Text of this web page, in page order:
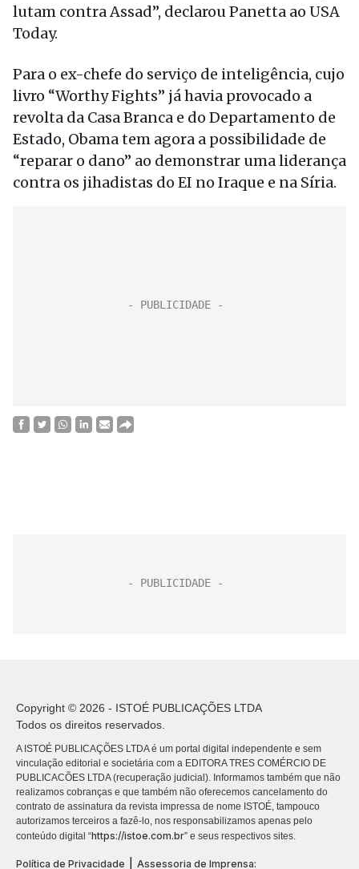
lutam contra Assad”, declarou Panetta ao USA
Today.
Para o ex-chefe do serviço de inteligência, cujo
livro “Worthy Fights” já havia provocado a
revolta da Casa Branca e do Departamento de
Estado, Obama tem agora a possibilidade de
“reparar o dano” ao demonstrar uma liderança
contra os jihadistas do EI no Iraque e na Síria.
Copyright © 2026 - ISTOÉ PUBLICAÇÕES LTDA
Todos os direitos reservados.
A ISTOÉ PUBLICAÇÕES LTDA é um portal digital independente e sem
vinculação editorial e societária com a EDITORA TRES COMÉRCIO DE
PUBLICACÕES LTDA (recuperação judicial). Informamos também que não
realizamos cobranças e que também não oferecemos cancelamento do
contrato de assinatura da revista impressa de nome ISTOÉ, tampouco
autorizamos terceiros a fazê-lo, nos responsabilizamos apenas pelo
conteúdo digital “https://istoe.com.br” e seus respectivos sites.
Política de Privacidade Assessoria de Imprensa: